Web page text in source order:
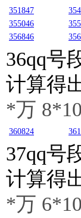
351847
355046
356846
36qq号
计算得
*万
360824
37qq号
计算得
*万